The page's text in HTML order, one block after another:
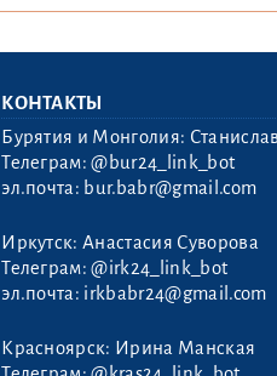
КОНТАКТЫ
Бурятия и Монголия:
Телеграм:@bur24_link_bot
эл.почта: bur.babr@gmail.com
Иркутск: Анастасия Суворова
Телеграм:@irk24_link_bot
эл.почта: irkbabr24@gmail.com
Красноярск: Ирина Манская